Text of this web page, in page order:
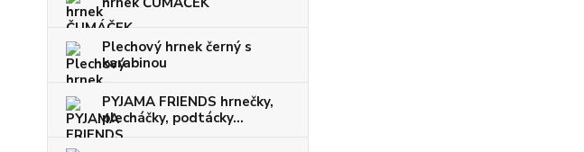
Plechový hrnek černý s
karabinou
PYJAMA FRIENDS hrnečky,
plecháčky, podtácky...